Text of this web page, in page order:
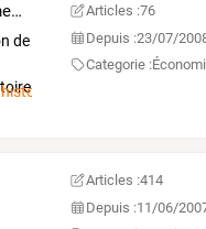
Thala , Talah ou Tela ( تـــالــة) en Tunisie news histoire et actualités
de
Articles :76
Depuis :23/07/
Categorie :
Articles :414
Depuis :11/06/